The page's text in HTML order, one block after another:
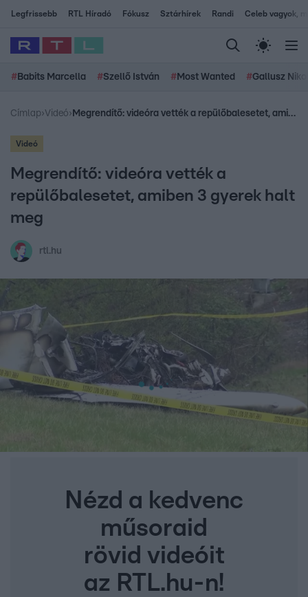
Legfrissebb RTL Híradó Fókusz Sztárhírek Randi Celeb vagyok,
# Babits Marcella #Szellő István # Most Wanted #Gallusz
Címlap›Videó› Megrendítő: videóra vették a repülőbalesetet, amiben 3 gyerek halt meg
Videó
Megrendítő: videóra vették a
repülőbalesetet, amiben 3 gyerek halt
meg
rtl.hu
Nézd a kedvenc
műsoraid
rövid videóit
az RTL.hu-n!